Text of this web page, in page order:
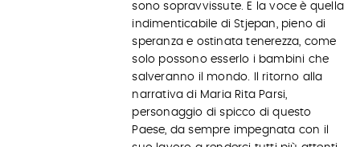
sono sopravvissute. E la voce è quella
indimenticabile di Stjepan, pieno di
speranza e ostinata tenerezza, come
solo possono esserlo i bambini che
salveranno il mondo. Il ritorno alla
narrativa di Maria Rita Parsi,
personaggio di spicco di questo
Paese, da sempre impegnata con il